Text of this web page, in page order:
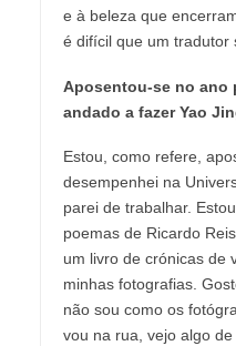
e à beleza que
é difícil que um tradutor
Aposentou-se no ano
andado a fazer Yao
Estou, como refere,
desempenhei na
parei de trabalhar.
poemas de Ricardo
um livro de crónicas de
minhas fotografias.
não sou como os
vou na rua, vejo algo